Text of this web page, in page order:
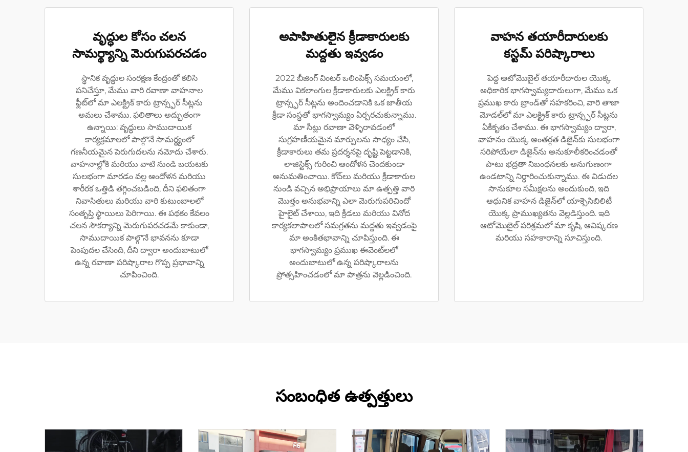
వృద్ధుల కోసం చలన
సామర్థ్యాన్ని మెరుగుపరచడం
స్థానిక వృద్ధుల సంరక్షణ కేంద్రంతో కలిసి
పనిచేస్తూ, మేము వారి రవాణా వాహనాల
ఫ్లీట్‌లో మా ఎలక్ట్రిక్ కారు ట్రాన్స్ఫర్ సీట్లను
అమలు చేశాము. ఫలితాలు అద్భుతంగా
ఉన్నాయి: వృద్ధులు సాముదాయిక
కార్యక్రమాలలో పాల్గొనే సామర్థ్యంలో
గణనీయమైన పెరుగుదలను నమోదు చేశారు.
వాహనాల్లోకి మరియు వాటి నుండి బయటకు
సులభంగా మారడం వల్ల ఆందోళన మరియు
శారీరక ఒత్తిడి తగ్గించబడింది, దీని ఫలితంగా
నివాసితులు మరియు వారి కుటుంబాలలో
సంతృప్తి స్థాయిలు పెరిగాయి. ఈ పథకం కేవలం
చలన సౌకర్యాన్ని మెరుగుపరచడమే కాకుండా,
సాముదాయిక పాల్గొనే భావనను కూడా
పెంపుదల చేసింది, దీని ద్వారా అందుబాటులో
ఉన్న రవాణా పరిష్కారాల గొప్ప ప్రభావాన్ని
చూపించింది.
అపాహితులైన క్రీడాకారులకు
మద్దతు ఇవ్వడం
2022 బీజింగ్ వింటర్ ఒలింపిక్స్ సమయంలో,
మేము వికలాంగుల క్రీడాకారులకు ఎలక్ట్రిక్ కారు
ట్రాన్స్ఫర్ సీట్లను అందించడానికి ఒక జాతీయ
క్రీడా సంస్థతో భాగస్వామ్యం ఏర్పరచుకున్నాము.
మా సీట్లు రవాణా వెళ్ళిరావడంలో
సుగ్రహణీయమైన మార్పులను సాధ్యం చేసి,
క్రీడాకారులు తమ ప్రదర్శనపై దృష్టి పెట్టడానికి,
లాజిస్టిక్స్ గురించి ఆందోళన చెందకుండా
అనుమతించాయి. కోచ్‌లు మరియు క్రీడాకారుల
నుండి వచ్చిన అభిప్రాయాలు మా ఉత్పత్తి వారి
మొత్తం అనుభవాన్ని ఎలా మెరుగుపరిచిందో
హైలైట్ చేశాయి, ఇది క్రీడలు మరియు వినోద
కార్యకలాపాలలో సమగ్రతను మద్దతు ఇవ్వడంపై
మా అంకితభావాన్ని చూపిస్తుంది. ఈ
భాగస్వామ్యం ప్రముఖ ఈవెంట్‌లలో
అందుబాటులో ఉన్న పరిష్కారాలను
ప్రోత్సహించడంలో మా పాత్రను వెల్లడించింది.
వాహన తయారీదారులకు
కస్టమ్ పరిష్కారాలు
పెద్ద ఆటోమొబైల్ తయారీదారుల యొక్క
అధికారిక భాగస్వామ్యదారులుగా, మేము ఒక
ప్రముఖ కారు బ్రాండ్‌తో సహకరించి, వారి తాజా
మోడల్‌లో మా ఎలక్ట్రిక్ కారు ట్రాన్స్ఫర్ సీట్లను
ఏకీకృతం చేశాము. ఈ భాగస్వామ్యం ద్వారా,
వాహనం యొక్క అంతర్గత డిజైన్‌కు సులభంగా
సరిపోయేలా డిజైన్‌ను అనుకూలీకరించడంతో
పాటు భద్రతా నిబంధనలకు అనుగుణంగా
ఉండటాన్ని నిర్ధారించుకున్నాము. ఈ విడుదల
సానుకూల సమీక్షలను అందుకుంది, ఇది
ఆధునిక వాహన డిజైన్‌లో యాక్సెసిబిలిటీ
యొక్క ప్రాముఖ్యతను వెల్లడిస్తుంది. ఇది
ఆటోమొబైల్ పరిశ్రమలో మా కృషి, ఆవిష్కరణ
మరియు సహకారాన్ని సూచిస్తుంది.
సంబంధిత ఉత్పత్తులు